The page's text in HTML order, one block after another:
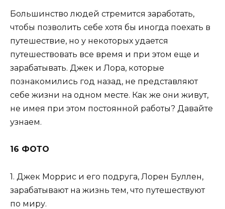
Большинство людей стремится заработать,
чтобы позволить себе хотя бы иногда поехать в
путешествие, но у некоторых удается
путешествовать все время и при этом еще и
зарабатывать. Джек и Лора, которые
познакомились год назад, не представляют
себе жизни на одном месте. Как же они живут,
не имея при этом постоянной работы? Давайте
узнаем.
16 ФОТО
1. Джек Моррис и его подруга, Лорен Буллен,
зарабатывают на жизнь тем, что путешествуют
по миру.